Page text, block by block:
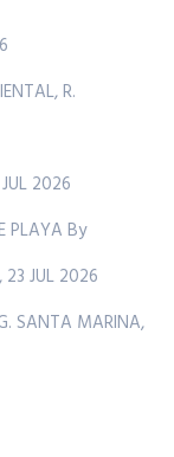
R.
2026
PLAYA By
23 JUL 2026
SANTA MARINA,